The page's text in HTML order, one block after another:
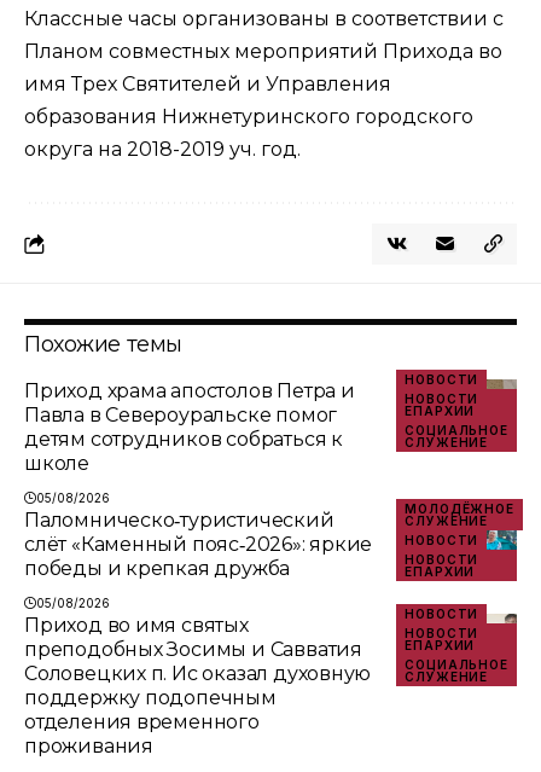
Классные часы организованы в соответствии с
Планом совместных мероприятий Прихода во
имя Трех Святителей и Управления
образования Нижнетуринского городского
округа на 2018-2019 уч. год.
Похожие темы
НОВОСТИ
НОВОСТИ
ЕПАРХИИ
СОЦИАЛЬНОЕ
СЛУЖЕНИЕ
Приход храма апостолов Петра и
Павла в Североуральске помог
детям сотрудников собраться к
школе
05/08/2026
МОЛОДЁЖНОЕ
СЛУЖЕНИЕ
НОВОСТИ
НОВОСТИ
ЕПАРХИИ
Паломническо‑туристический
слёт «Каменный пояс‑2026»: яркие
победы и крепкая дружба
05/08/2026
НОВОСТИ
НОВОСТИ
ЕПАРХИИ
СОЦИАЛЬНОЕ
СЛУЖЕНИЕ
Приход во имя святых
преподобных Зосимы и Савватия
Соловецких п. Ис оказал духовную
поддержку подопечным
отделения временного
проживания